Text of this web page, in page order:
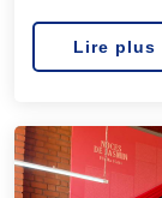
Lire plus